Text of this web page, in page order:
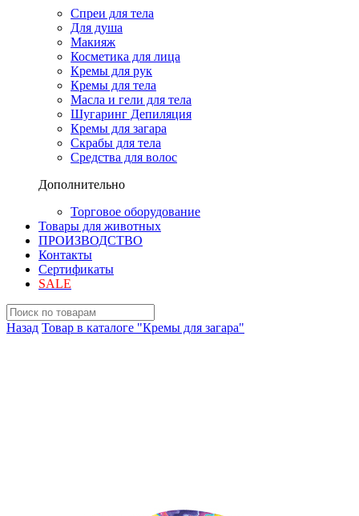
Спреи для тела
Для душа
Макияж
Косметика для лица
Кремы для рук
Кремы для тела
Масла и гели для тела
Шугаринг Депиляция
Кремы для загара
Скрабы для тела
Средства для волос
Дополнительно
Торговое оборудование
Товары для животных
ПРОИЗВОДСТВО
Контакты
Сертификаты
SALE
Назад Товар в каталоге "Кремы для загара"